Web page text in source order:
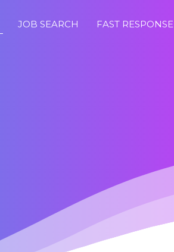
JOB SEARCH FAST RESPONSE